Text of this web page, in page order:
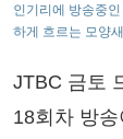
인기리에 방송중
하게 흐르는 모양
JTBC 금토
18회차 방